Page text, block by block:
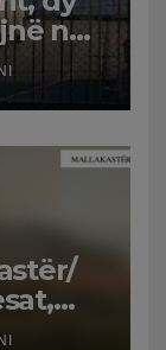
në